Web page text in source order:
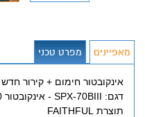
מאפיינים מפרט טכני
אינקובטור חימום + קירור חדש
דגם: SPX-70BIII - אינקובטור 70 ליטר חימום + קירור
תוצרת FAITHFUL